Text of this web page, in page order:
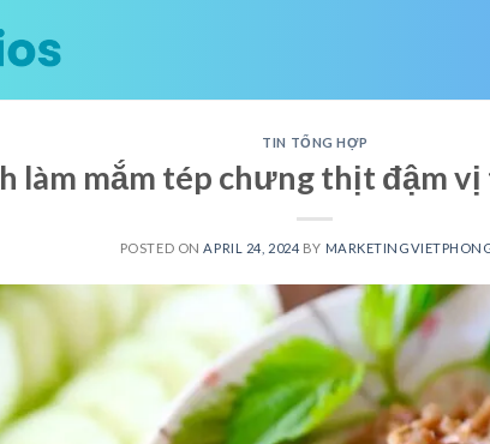
TIN TỔNG HỢP
làm mắm tép chưng thịt đậm
POSTED ON APRIL 24, 2024 BY